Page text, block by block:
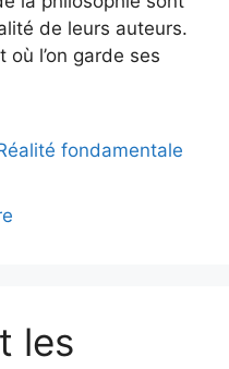
de leurs auteurs.
où l’on garde ses
fondamentale
les